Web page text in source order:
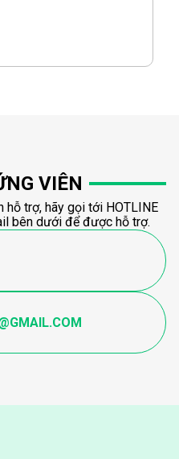
VIÊN
trợ, hãy gọi tới HOTLINE
bên dưới để được hỗ trợ.